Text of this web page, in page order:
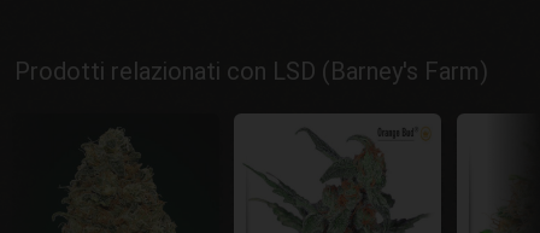
Prodotti relazionati con LSD (Barney's Farm)